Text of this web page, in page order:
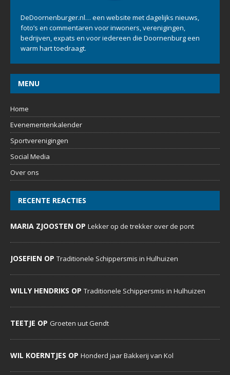
MENU
Home
Evenementenkalender
Sportverenigingen
Over ons
RECENTE REACTIES
MARIA ZJOOSTEN OPLekker op de trekker over de pont
JOSEFIEN OPTraditionele Schippersmis in Hulhuizen
WILLY HENDRIKS OP Traditionele Schippersmis in Hulhuizen
TEETJE OP Groeten uut Gendt
WIL KOERNTJES OP Honderd jaar Bakkerij van Kol